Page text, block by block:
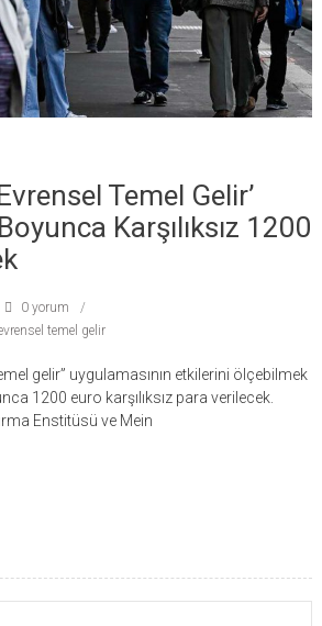
Temel Gelir’
Karşılıksız 1200
0 yorum
temel gelir
gelir” uygulamasının etkilerini ölçebilmek
1200 euro karşılıksız para verilecek.
Enstitüsü ve Mein